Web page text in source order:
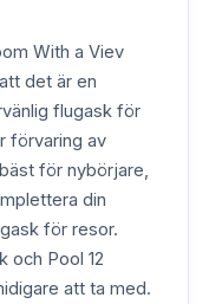
With a Viev
det är en
flugask för
förvaring av
för nybörjare,
din
för resor.
och Pool 12
att ta med.